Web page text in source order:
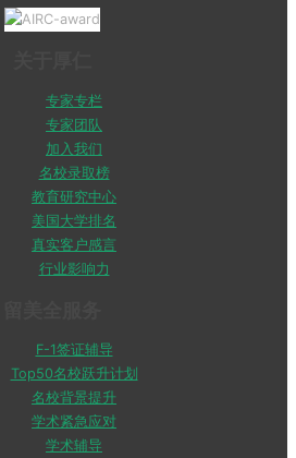
专家专栏
专家团队
加入我们
名校录取榜
教育研究中心
美国大学排名
真实客户感言
行业影响力
F-1签证辅导
Top50名校跃升计划
名校背景提升
学术紧急应对
学术辅导